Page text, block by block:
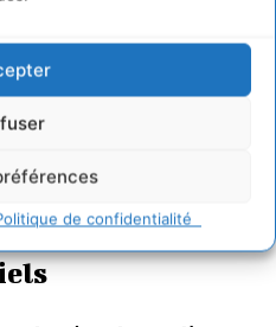
de confidentialité
est finalement maintenu
durée supplémentaire de
ainsi continuer de
d’une voiture électrique